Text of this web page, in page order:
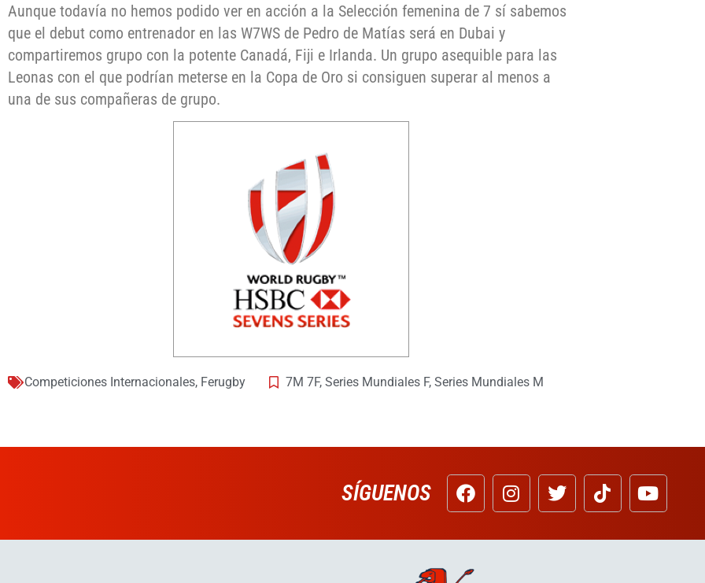
Aunque todavía no hemos podido ver en acción a la Selección femenina de 7 sí sabemos
que el debut como entrenador en las W7WS de Pedro de Matías será en Dubai y
compartiremos grupo con la potente Canadá, Fiji e Irlanda. Un grupo asequible para las
Leonas con el que podrían meterse en la Copa de Oro si consiguen superar al menos a
una de sus compañeras de grupo.
Competiciones Internacionales, Ferugby 7M 7F, Series Mundiales F, Series Mundiales M
SÍGUENOS